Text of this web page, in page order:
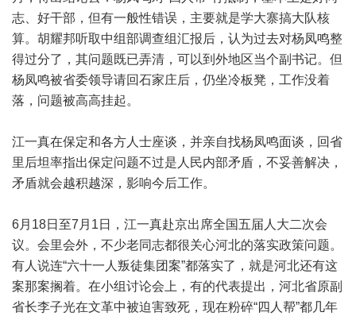
志、好干部，但有一般性错误，主要就是学大寨搞大队核
算。胡耀邦听取中组部调查组汇报后，认为过去对杨凤鸣整
得过分了，其问题既已弄清，可以到外地区当个副书记。但
杨凤鸣被省委领导请回石家庄后，仍坐冷板凳，工作没着
落，问题被高高挂起。
江一真在保定和各方人士座谈，并亲自找杨凤鸣面谈，回省
里后坦率指出保定问题不过是人民内部矛盾，不妥善解决，
矛盾就会越积越深，影响今后工作。
6月18日至7月1日，江一真赴京出席全国五届人大二次会
议。会里会外，不少老同志都很关心河北的落实政策问题。
有人说连“六十一人叛徒集团案”都落实了，就是河北还有这
案那案搁着。在小组讨论会上，有的代表提出，河北省原副
省长李子光在文革中被迫害致死，现在粉碎“四人帮”都几年